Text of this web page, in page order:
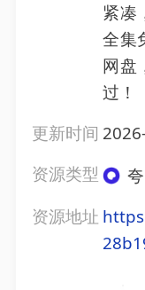
紧凑
全集
网盘
过！
更新时间
资源类型
资源地址